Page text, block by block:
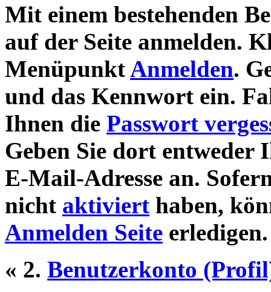
Mit einem bestehenden
auf der Seite anmelden.
MenüpunktAnmelden.
und das Kennwort ein.
Ihnen die Passwort
Geben Sie dort entweder
E-Mail-Adresse an.
nicht aktiviert haben,
Anmelden Seite erledigen.
« 2. Benutzerkonto